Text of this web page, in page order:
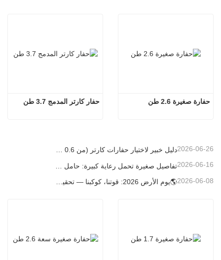
حفار كارتر المدمج 3.7 طن حفارة صغيرة 2.6 طن
دليل خبير لاختيار حفارات كارتر (من 0.6 طن إلى 60 طن) لتحقيق الكفاءة المثلى في موقع العمل 2026-06-26
2026-06-16
2026-06-08